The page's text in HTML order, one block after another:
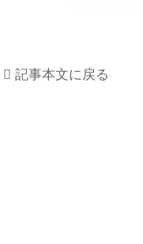
記事本文に戻る